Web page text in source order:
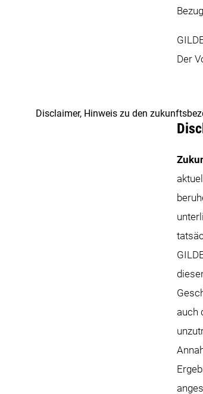
Der
Disclaimer, Hinweis zu den
auch